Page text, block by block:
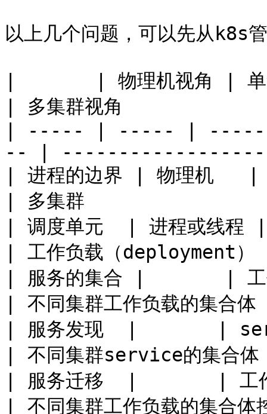
以上几个问题，可以先从k8s
|       | 物理机视角 | 单
| 多集群视角
| ----- | ----- |
-- |
| 进程的边界 | 物理机   |
| 多集群
| 调度单元  | 进程或线程
| 工作负载（
| 服务的集合 |       | 工
| 不同集群工作负载的集
| 服务发现  |       |
| 不同集群service的
| 服务迁移  |       | 工作
| 不同集群工作负载的